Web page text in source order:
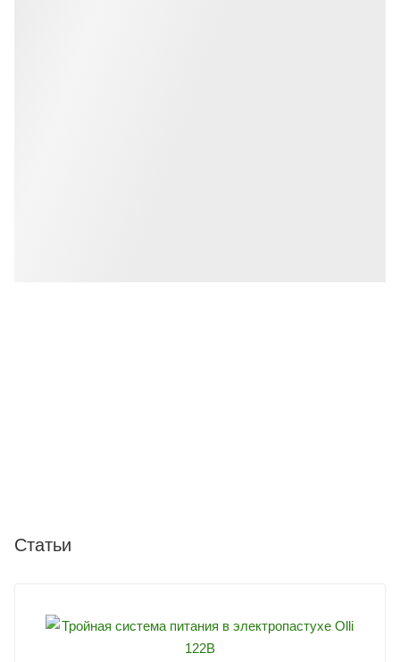
Статьи